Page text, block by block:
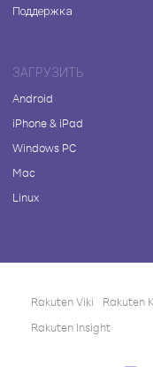
Поддержка
ЗАГРУЗИТЬ
Android
iPhone & iPad
Windows PC
Mac
Linux
Rakuten Viki Rakuten
Rakuten Insight